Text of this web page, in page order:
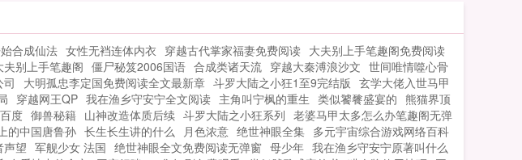
子里只有你！...
合成仙法 女性无裆连体内衣 穿越古代掌家福妻免费阅读 大夫别上手笔趣阁免费阅读
夫别上手笔趣阁 僵尸秘笈2006国语 合成类诸天流 穿越大秦溥浪沙文 世间唯情噬心骨
大明孤忠李定国免费阅读全文最新章 斗罗大陆之小狂1至9完结版 玄学大佬入世马甲
穿越网王QP 我在渔乡守安宁全文阅读 主角叫宁枫的重生 类似饕餮盛宴的 熊猫界顶
度 御兽秘籍 山神改造体质后续 斗罗大陆之小狂系列 老婆马甲太多怎么办笔趣阁无弹
的中国唐鲁孙 长生长生讲的什么 月色浓意 绝世神眼全集 多元宇宙综合游戏网络百科
声望 军舰少女 法国 绝世神眼全文免费阅读无弹窗 母少年 我在渔乡守安宁原著叫什么